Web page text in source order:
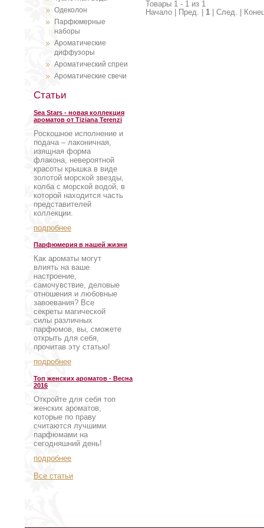
Одеколон
Парфюмерные
наборы
Ароматические
диффузоры
Ароматический спреи
Ароматические свечи
Статьи
Sea Stars - новая коллекция
ароматов от Tiziana Terenzi
Роскошное исполнение и
подача – лаконичная,
изящная форма
флакона, невероятной
красоты крышка в виде
золотой морской звезды,
колба с морской водой, в
которой находится часть
представителей
коллекции.
подробнее
Парфюмерия в нашей жизни
Как ароматы могут
влиять на ваше
настроение,
самочувствие, деловые
отношения и любовные
завоевания? Все
секреты магической
силы различных
парфюмов, вы, сможете
открыть для себя,
прочитав эту статью!
подробнее
Топ женских ароматов - Весна
2016
Откройте для себя топ
женских ароматов,
которые по праву
считаются лучшими
парфюмами на
сегодняшний день!
подробнее
Все статьи
Товары 1 - 1 из 1
Начало | Пред. | 1 | След. |